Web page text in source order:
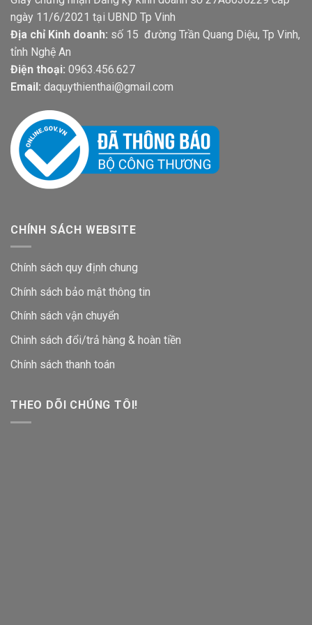
ngày 11/6/2021 tại UBND Tp Vinh
Địa chỉ Kinh doanh: số 15 đường Trần Quang Diệu, Tp Vinh,
tỉnh Nghệ An
Điện thoại: 0963.456.627
Email: daquythienthai@gmail.com
CHÍNH SÁCH WEBSITE
Chính sách quy định chung
Chính sách bảo mật thông tin
Chính sách vận chuyển
Chinh sách đổi/trả hàng & hoàn tiền
Chính sách thanh toán
THEO DÕI CHÚNG TÔI!